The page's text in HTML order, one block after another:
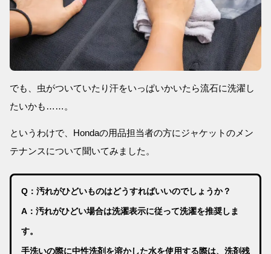
でも、虫がついていたり汗をいっぱいかいたら流石に洗濯し
たいかも……。
というわけで、Hondaの用品担当者の方にジャケットのメン
テナンスについて聞いてみました。
Q：汚れがひどいものはどうすればいいのでしょうか？
A：汚れがひどい場合は洗濯表示に従って洗濯を推奨しま
す。
手洗いの際に中性洗剤を溶かした水を使用する際は、洗剤残